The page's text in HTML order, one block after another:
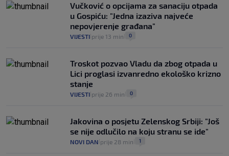
Vučković o opcijama za sanaciju otpada
u Gospiću: "Jedna izaziva najveće
nepovjerenje građana"
VIJESTI prije 13 min 0
Troskot pozvao Vladu da zbog otpada u
Lici proglasi izvanredno ekološko krizno
stanje
VIJESTI prije 26 min 0
Jakovina o posjetu Zelenskog Srbiji: "Još
se nije odlučilo na koju stranu se ide"
NOVI DAN prije 28 min 1